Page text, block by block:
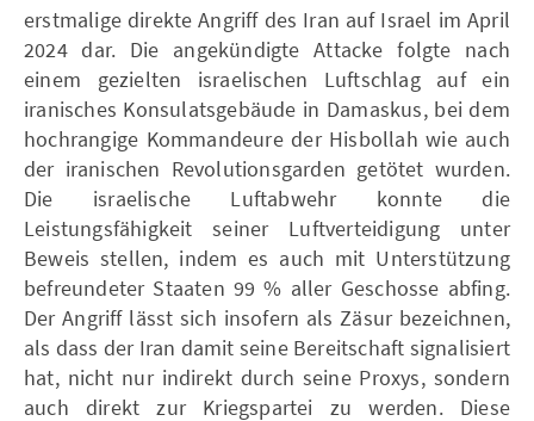
erstmalige direkte Angriff des Iran auf Israel im April
2024 dar. Die angekündigte Attacke folgte nach
einem gezielten israelischen Luftschlag auf ein
iranisches Konsulatsgebäude in Damaskus, bei dem
hochrangige Kommandeure der Hisbollah wie auch
der iranischen Revolutionsgarden getötet wurden.
Die israelische Luftabwehr konnte die
Leistungsfähigkeit seiner Luftverteidigung unter
Beweis stellen, indem es auch mit Unterstützung
befreundeter Staaten 99 % aller Geschosse abfing.
Der Angriff lässt sich insofern als Zäsur bezeichnen,
als dass der Iran damit seine Bereitschaft signalisiert
hat, nicht nur indirekt durch seine Proxys, sondern
auch direkt zur Kriegspartei zu werden. Diese